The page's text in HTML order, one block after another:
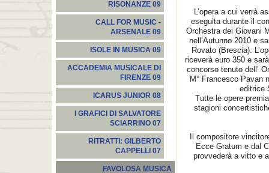
RISONANZE 09
CALL FOR MUSIC -
ARSENALE 09
ISOLE IN MUSICA 09
ACCADEMIA MUSICALE DI
FIRENZE 09
ICARUS JUNIOR 08
I GRAFICI DI SALVATORE
SCIARRINO 07
RITRATTI: GILBERTO
CAPPELLI 07
FAVOLOSA MUSICA
L’opera a cui verrà
eseguita durante il
Orchestra dei Giovani
nell’Autunno 2010 e
Rovato (Brescia).
riceverà euro 350 e
concorso tenuto dell’
M° Francesco Pavan
editrice
Tutte le opere
stagioni
Il compositore
Ecce Gratum e dal
provvederà a vitto e